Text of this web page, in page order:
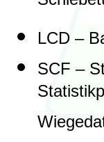
LCD –
SCF –